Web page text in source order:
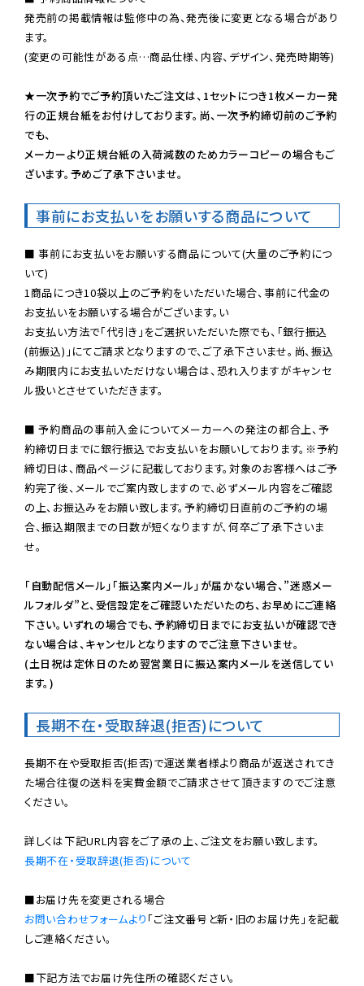
発売前の掲載情報は監修中の為、発売後に変更となる場合があり
ます。
(変更の可能性がある点…商品仕様、内容、デザイン、発売時期等)
★一次予約でご予約頂いたご注文は、1セットにつき1枚メーカー発
行の正規台紙をお付けしております。尚、一次予約締切前のご予約
でも、
メーカーより正規台紙の入荷減数のためカラーコピーの場合もご
ざいます。予めご了承下さいませ。
事前にお支払いをお願いする商品について
■ 事前にお支払いをお願いする商品について(大量のご予約につ
いて)
1商品につき10袋以上のご予約をいただいた場合、事前に代金の
お支払いをお願いする場合がございます。い
お支払い方法で「代引き」をご選択いただいた際でも、「銀行振込
(前振込)」にてご請求となりますので、ご了承下さいませ。尚、振込
み期限内にお支払いただけない場合は、恐れ入りますがキャンセ
ル扱いとさせていただきます。
■ 予約商品の事前入金についてメーカーへの発注の都合上、予
約締切日までに銀行振込でお支払いをお願いしております。※予約
締切日は、商品ページに記載しております。対象のお客様へはご予
約完了後、メールでご案内致しますので、必ずメール内容をご確認
の上、お振込みをお願い致します。予約締切日直前のご予約の場
合、振込期限までの日数が短くなりますが、何卒ご了承下さいま
せ。
「自動配信メール」「振込案内メール」が届かない場合、”迷惑メー
ルフォルダ”と、受信設定をご確認いただいたのち、お早めにご連絡
下さい。いずれの場合でも、予約締切日までにお支払いが確認でき
ない場合は、キャンセルとなりますのでご注意下さいませ。
(土日祝は定休日のため翌営業日に振込案内メールを送信してい
ます。)
長期不在・受取辞退(拒否)について
長期不在や受取拒否(拒否)で運送業者様より商品が返送されてき
た場合往復の送料を実費金額でご請求させて頂きますのでご注意
ください。
長期不在・受取辞退(拒否)について
お問い合わせフォームより 「ご注文番号と新・旧のお届け先」を記載
しご連絡ください。
■下記方法でお届け先住所の確認ください。